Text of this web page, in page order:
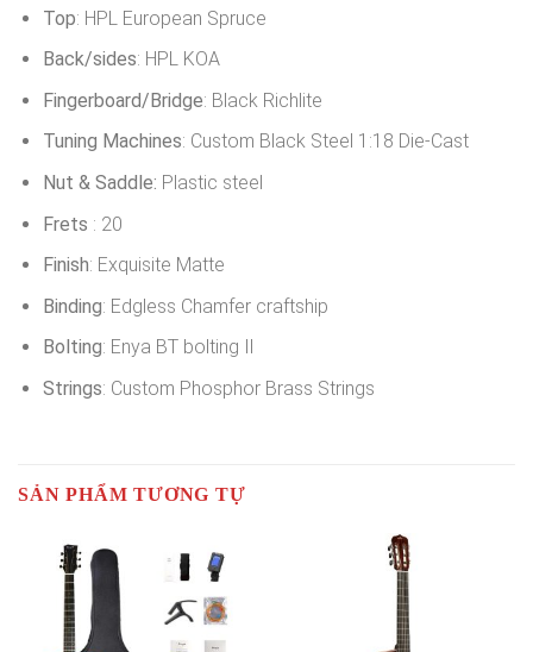
Top: HPL European Spruce
Back/sides: HPL KOA
Fingerboard/Bridge: Black Richlite
Tuning Machines: Custom Black Steel 1:18 Die-Cast
Nut & Saddle: Plastic steel
Frets : 20
Finish: Exquisite Matte
Binding: Edgless Chamfer craftship
Bolting: Enya BT bolting
Strings: Custom Phosphor Brass Strings
SẢN PHẨM TƯƠNG TỰ